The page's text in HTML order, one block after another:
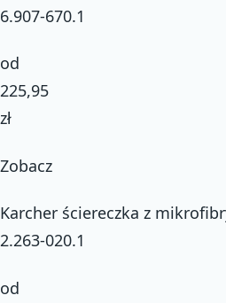
6.907-670.1
od
225,95
zł
Zobacz
Karcher ściereczka z
2.263-020.1
od